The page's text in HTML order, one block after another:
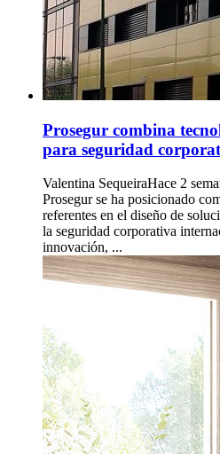
Prosegur combina
para seguridad
Valentina SequeiraHace 2
Prosegur se ha posicionado
referentes en el diseño de
la seguridad corporativa
innovación, ...